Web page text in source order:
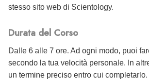
stesso sito web di Scientology.
Durata del Corso
Dalle 6 alle 7 ore. Ad ogni modo, puoi
secondo la tua velocità personale. In
un termine preciso entro cui